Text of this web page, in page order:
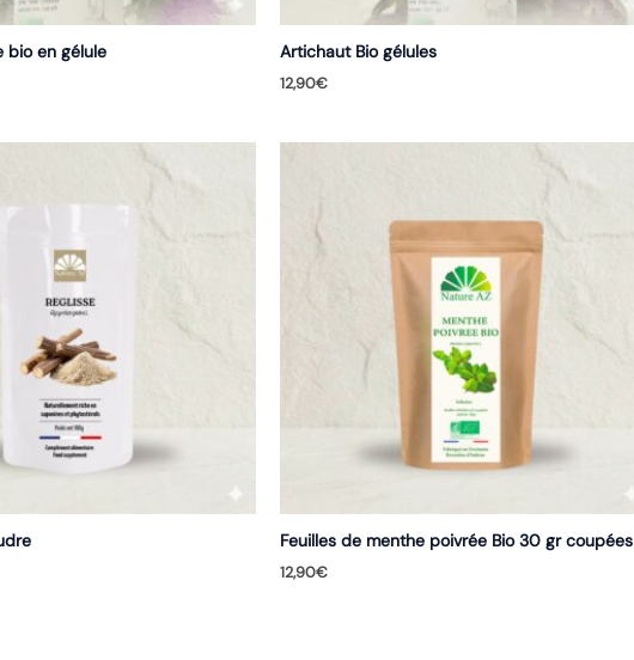
bio en gélule Artichaut Bio gélules
12,90€
Feuilles de menthe poivrée Bio 30 gr coupées
12,90€